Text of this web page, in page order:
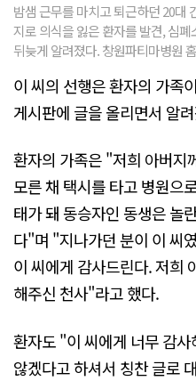
밤샘 근무를 마치고 퇴근하던 20대
지로 의식을 잃은 환자를 발견, 심
뒤늦게 알려졌다. 창원파티마병원
이 씨의 선행은 환자의 가족
게시판에 글을 올리면서 알
환자의 가족은 "저희 아버지
모른 채 택시를 타고 병원으
태가 돼 동승자인 동생은 놀
다"며 "지나가던 분이 이 씨
이 씨에게 감사드린다. 저희
해주신 천사"라고 했다.
환자도 "이 씨에게 너무 감
않겠다고 하셔서 칭찬 글로